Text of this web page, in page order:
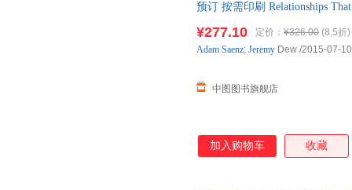
预订 按需印刷 Relationships
¥277.10 定价： ¥326.00 (8.5折)
中图图书旗舰店
Adam Saenz; Jeremy Dew /2015-07-10
加入购物车 收藏